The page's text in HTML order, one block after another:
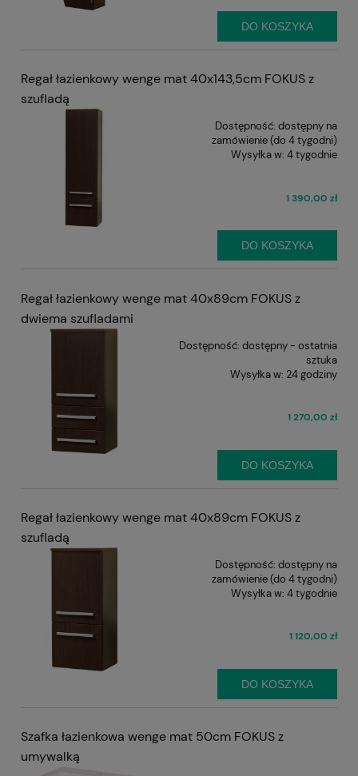
DO KOSZYKA
Regał łazienkowy wenge mat 40x143,5cm FOKUS z
szufladą
Dostępność: dostępny na
zamówienie (do 4 tygodni)
Wysyłka w: 4 tygodnie
1 390,00 zł
DO KOSZYKA
Regał łazienkowy wenge mat 40x89cm FOKUS z
dwiema szufladami
Dostępność: dostępny - ostatnia
sztuka
Wysyłka w: 24 godziny
1 270,00 zł
DO KOSZYKA
Regał łazienkowy wenge mat 40x89cm FOKUS z
szufladą
Dostępność: dostępny na
zamówienie (do 4 tygodni)
Wysyłka w: 4 tygodnie
1 120,00 zł
DO KOSZYKA
Szafka łazienkowa wenge mat 50cm FOKUS z
umywalką